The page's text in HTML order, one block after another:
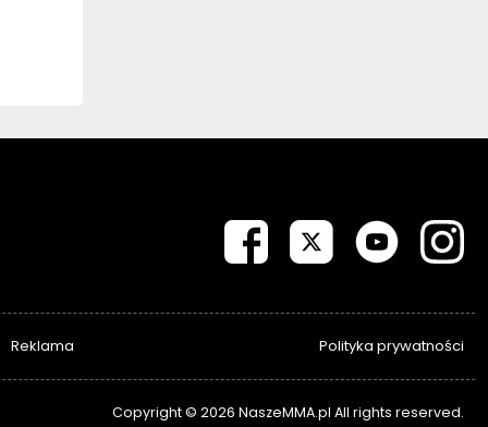
Reklama Polityka prywatności
Copyright © 2026 NaszeMMA.pl All rights reserved.